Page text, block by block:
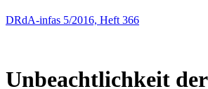
DRdA-infas 5/2016, Heft 366
Unbeachtlichkeit der